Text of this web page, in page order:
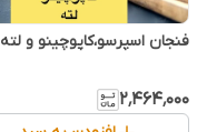
فنجان اسپرسو،کاپوچینو و لته
۲٬۴۶۴٬۰۰۰